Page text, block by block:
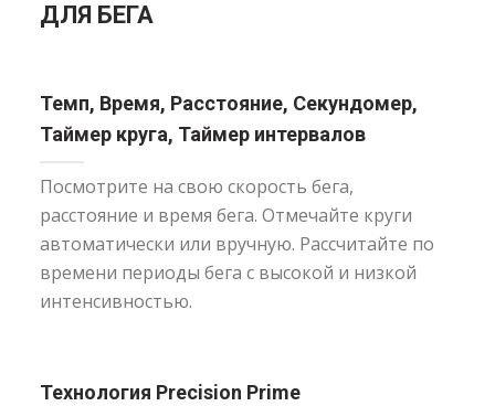
ДЛЯ БЕГА
Темп, Время, Расстояние, Секундомер,
Таймер круга, Таймер интервалов
Посмотрите на свою скорость бега,
расстояние и время бега. Отмечайте круги
автоматически или вручную. Рассчитайте по
времени периоды бега с высокой и низкой
интенсивностью.
Технология Precision Prime